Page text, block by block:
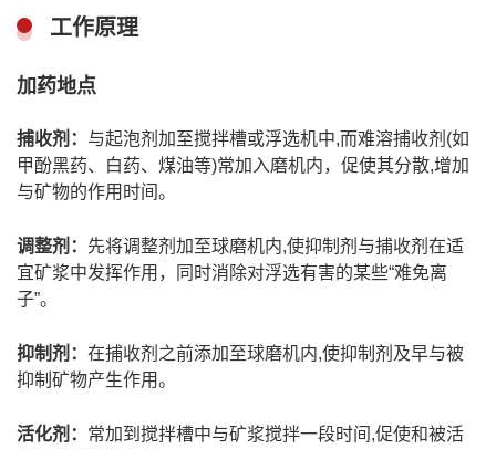
工作原理
加药地点
捕收剂： 与起泡剂加至搅拌槽或浮选机中,而难溶捕收剂(如
甲酚黑药、白药、煤油等)常加入磨机内，促使其分散,增加
与矿物的作用时间。
调整剂： 先将调整剂加至球磨机内,使抑制剂与捕收剂在适
宜矿浆中发挥作用，同时消除对浮选有害的某些“难免离
子”。
抑制剂： 在捕收剂之前添加至球磨机内,使抑制剂及早与被
抑制矿物产生作用。
活化剂： 常加到搅拌槽中与矿浆搅拌一段时间,促使和被活